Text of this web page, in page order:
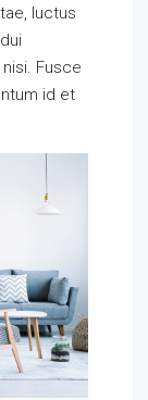
luctus
Fusce
id et